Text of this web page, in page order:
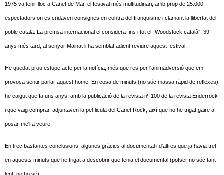
1975 va tenir lloc a Canet de Mar, el festival més multitudinari, amb prop de 25.000
espectadors on es cridaven consignes en contra del franquisme i clamant la llibertat del
poble català. La premsa internacional el considera fins i tot el “Woodstock català”. 39
anys més tard, al senyor Mainat li ha semblat adient reviure aquest festival.
He quedat prou estupefacte per la notícia, més que res per l'animadversió que em
provoca sentir parlar aquest home. En cosa de minuts (no sóc massa ràpid de reflexes)
he caigut que fa uns anys, amb la publicació de la revista nº 100 de la revista Enderrock
i que vaig comprar, adjuntaven la pel·licula del Canet Rock, així que no he trigat gaire a
posar-me'l a veure.
En trec bastantes conclusions, algunes gràcies al documental i d'altres que ja havia tret
en aquests minuts que he trigat a descobrir que tenia el documental (potser no sóc tant
lent, no ho sé).